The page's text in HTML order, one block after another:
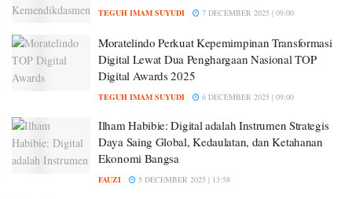
TEGUH IMAM SUYUDI 7 DECEMBER 2025 | 09:00
Moratelindo Perkuat Kepemimpinan Transformasi
Digital Lewat Dua Penghargaan Nasional TOP
Digital Awards 2025
TEGUH IMAM SUYUDI 6 DECEMBER 2025 | 09:00
Ilham Habibie: Digital adalah Instrumen Strategis
Daya Saing Global, Kedaulatan, dan Ketahanan
Ekonomi Bangsa
FAUZI 5 DECEMBER 2025 | 13:58